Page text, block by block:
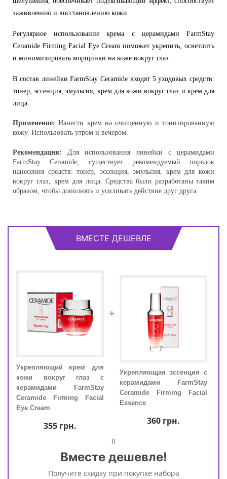
заживлению и восстановлению кожи.
Регулярное использование крема с церамидами FarmStay
Ceramide Firming Facial Eye Cream поможет укрепить, осветлить
и минимизировать морщинки на коже вокруг глаз.
В состав линейки FarmStay Ceramide входят 5 уходовых средств:
тонер, эссенция, эмульсия, крем для кожи вокруг глаз и крем для
лица.
Применение:Нанести крем на очищенную и тонизированную
кожу. Использовать утром и вечером.
Рекомендация: Для использования линейки с церамидами
FarmStay Ceramide, существует рекомендуемый порядок
нанесения средств: тонер, эссенция, эмульсия, крем для кожи
вокруг глаз, крем для лица. Средства были разработаны таким
образом, чтобы дополнять и усиливать действие друг друга.
ВМЕСТЕ ДЕШЕВЛЕ
Укрепляющий крем для
кожи вокруг глаз с
керамидами FarmStay
Ceramide Firming Facial
Eye Cream
355грн.
+
Укрепляющая эссенция с
керамидами FarmStay
Ceramide Firming Facial
Essence
360грн.
Вместе дешевле!
Получите скидку при покупке набора